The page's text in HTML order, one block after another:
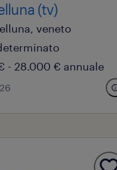
(tv)
veneto
- 28.000 € annuale